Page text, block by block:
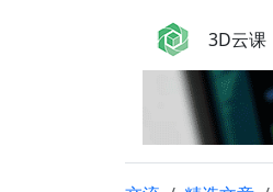
3D云课